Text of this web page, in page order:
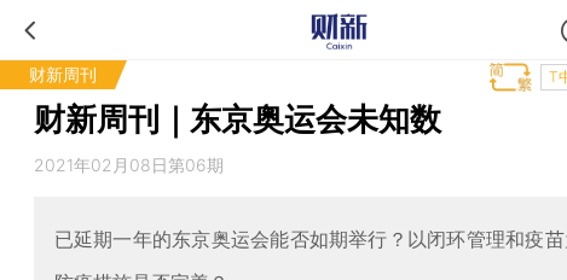
财新周刊 T
财新周刊｜东京奥运会未知数
2021年02月08日第06期
已延期一年的东京奥运会能否如期举行？以闭环管理和疫